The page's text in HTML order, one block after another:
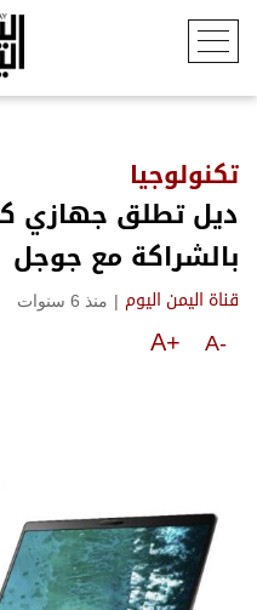
تكنولوجيا
ديل تطلق جهازي
بالشراكة مع جوجل
قناة اليمن اليوم | منذ 6 سنوات
A-
A+